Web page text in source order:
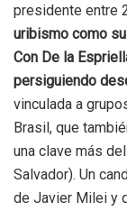
presidente entre
uribismo como
Con De la
persiguiendo
vinculada a
Brasil, que
una clave más
Salvador). Un
de Javier Milei y